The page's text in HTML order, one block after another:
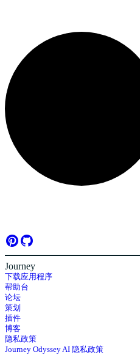
Journey
下载应用程序
帮助台
论坛
策划
插件
博客
隐私政策
Journey Odyssey AI 隐私政策